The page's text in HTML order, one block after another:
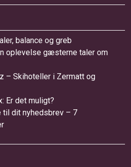
balance og greb
oplevelse gæsterne taler om
– Skihoteller i Zermatt og
Er det muligt?
dit nyhedsbrev – 7